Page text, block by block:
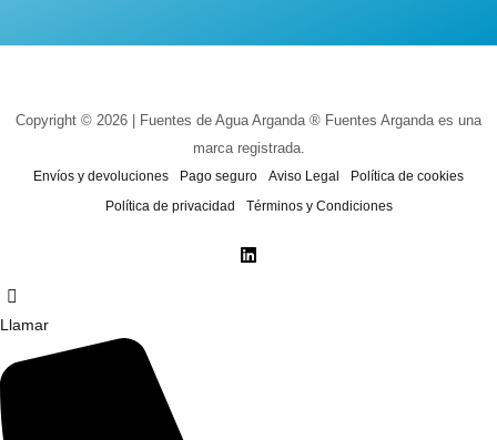
Copyright © 2026 | Fuentes de Agua Arganda ® Fuentes Arganda es una
marca registrada.
Envíos y devoluciones Pago seguro Aviso Legal
Política de cookies
Política de privacidad
Términos y Condiciones
Llamar